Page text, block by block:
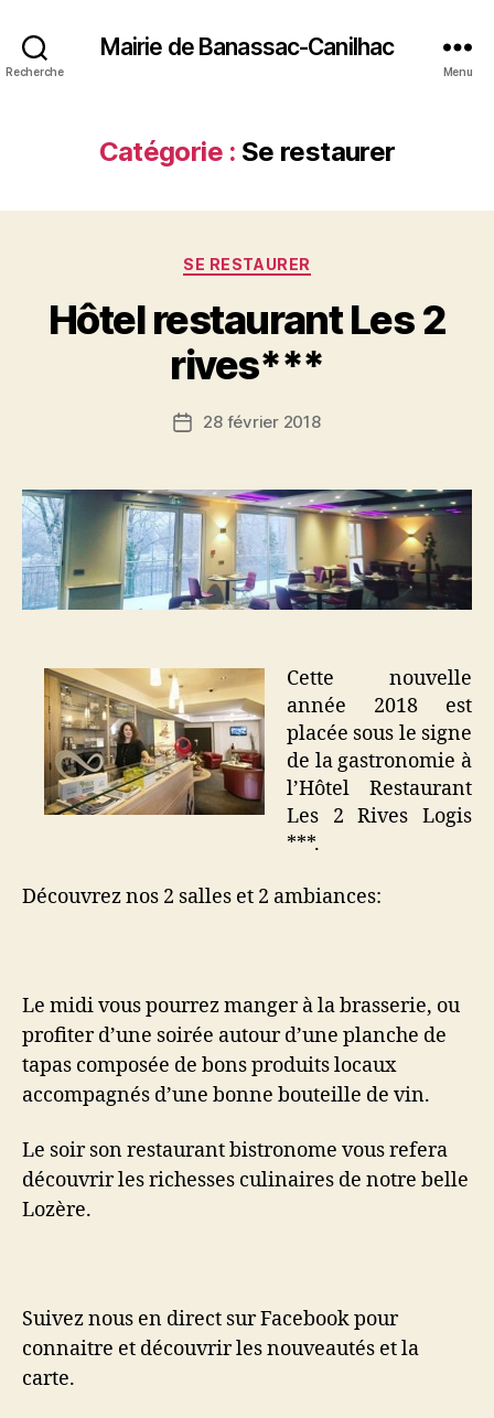
Recherche
Mairie de Banassac-Canilhac
Menu
Catégorie : Se restaurer
Catégories
SE RESTAURER
Hôtel restaurant Les 2
rives***
Date28 février 2018
Cette nouvelle
année 2018 est
placée sous le signe
de la gastronomie à
l’Hôtel Restaurant
Les 2 Rives Logis
***.
Découvrez nos 2 salles et 2 ambiances:
Le midi vous pourrez manger à la brasserie, ou
profiter d’une soirée autour d’une planche de
tapas composée de bons produits locaux
accompagnés d’une bonne bouteille de vin.
Le soir son restaurant bistronome vous refera
découvrir les richesses culinaires de notre belle
Lozère.
Suivez nous en direct sur Facebook pour
connaitre et découvrir les nouveautés et la
carte.